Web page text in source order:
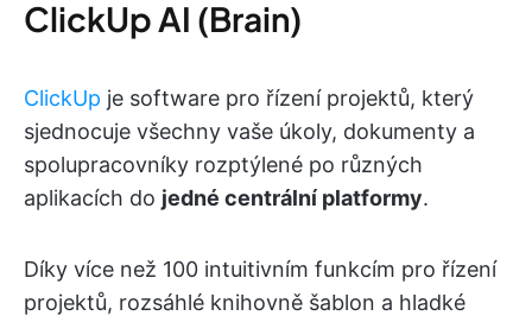
ClickUp AI (Brain)
ClickUp je software pro řízení projektů, který
sjednocuje všechny vaše úkoly, dokumenty a
spolupracovníky rozptýlené po různých
aplikacích do jedné centrální platformy.
Díky více než 100 intuitivním funkcím pro řízení
projektů, rozsáhlé knihovně šablon a hladké